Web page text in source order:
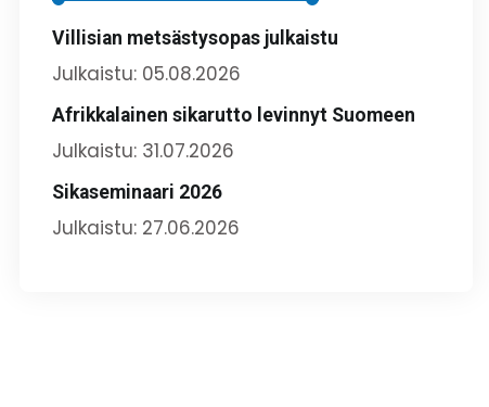
Villisian metsästysopas julkaistu
Julkaistu: 05.08.2026
Afrikkalainen sikarutto levinnyt Suomeen
Julkaistu: 31.07.2026
Sikaseminaari 2026
Julkaistu: 27.06.2026